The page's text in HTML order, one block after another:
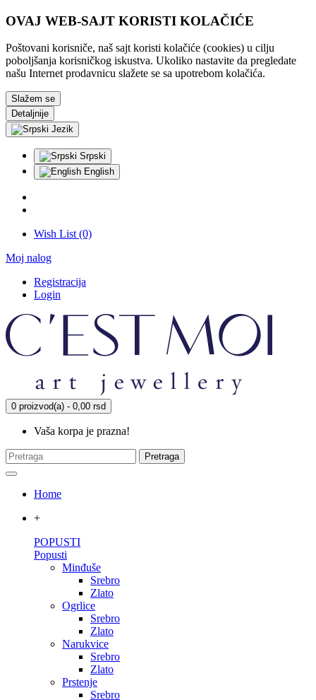
OVAJ WEB-SAJT KORISTI KOLAČIĆE
Poštovani korisniče, naš sajt koristi kolačiće (cookies) u cilju
poboljšanja korisničkog iskustva. Ukoliko nastavite da pregledate
našu Internet prodavnicu slažete se sa upotrebom kolačića.
Slažem se
Detaljnije
Jezik
Srpski
English
Wish List (0)
Moj nalog
Registracija
Login
0 proizvod(a) - 0,00 rsd
Vaša korpa je prazna!
Pretraga
Home
+
POPUSTI
Popusti
Minđuše
Srebro
Zlato
Ogrlice
Srebro
Zlato
Narukvice
Srebro
Zlato
Prstenje
Srebro